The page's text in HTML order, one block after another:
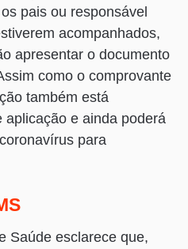
pais ou responsável
acompanhados,
apresentar o documento
como o comprovante
também está
e ainda poderá
para
Saúde esclarece que,